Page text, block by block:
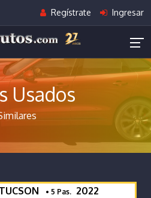
Regístrate Ingresar
Usados
• 5 Pas. 2022